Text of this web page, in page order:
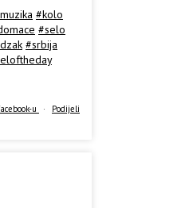
#kolo
#selo
#srbija
u · Podijeli